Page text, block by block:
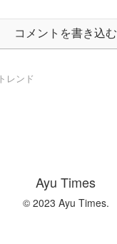
コメントを書き込む
トレンド
Ayu Times
© 2023 Ayu Times.